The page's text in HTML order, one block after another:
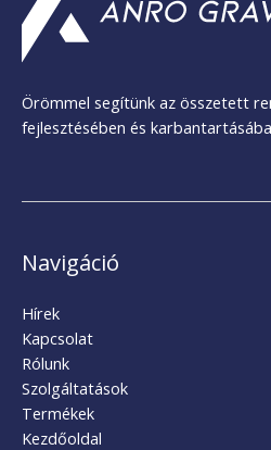
Örömmel segítünk az összetett
fejlesztésében és
Navigáció
Hírek
Kapcsolat
Rólunk
Szolgáltatások
Termékek
Kezdőoldal